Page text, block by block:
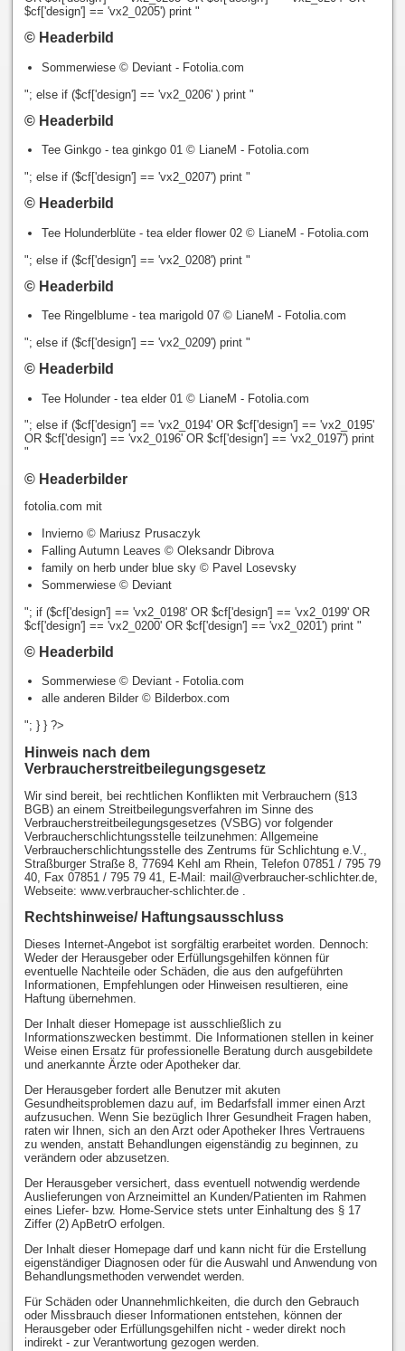
$cf['design'] == 'vx2_0205') print "
© Headerbild
Sommerwiese © Deviant - Fotolia.com
"; else if ($cf['design'] == 'vx2_0206' ) print "
© Headerbild
Tee Ginkgo - tea ginkgo 01 © LianeM - Fotolia.com
"; else if ($cf['design'] == 'vx2_0207') print "
© Headerbild
Tee Holunderblüte - tea elder flower 02 © LianeM - Fotolia.com
"; else if ($cf['design'] == 'vx2_0208') print "
© Headerbild
Tee Ringelblume - tea marigold 07 © LianeM - Fotolia.com
"; else if ($cf['design'] == 'vx2_0209') print "
© Headerbild
Tee Holunder - tea elder 01 © LianeM - Fotolia.com
"; else if ($cf['design'] == 'vx2_0194' OR $cf['design'] == 'vx2_0195'
OR $cf['design'] == 'vx2_0196' OR $cf['design'] == 'vx2_0197') print
"
© Headerbilder
fotolia.com mit
Invierno © Mariusz Prusaczyk
Falling Autumn Leaves © Oleksandr Dibrova
family on herb under blue sky © Pavel Losevsky
Sommerwiese © Deviant
"; if ($cf['design'] == 'vx2_0198' OR $cf['design'] == 'vx2_0199' OR
$cf['design'] == 'vx2_0200' OR $cf['design'] == 'vx2_0201') print "
© Headerbild
Sommerwiese © Deviant - Fotolia.com
alle anderen Bilder © Bilderbox.com
"; } } ?>
Hinweis nach dem
Verbraucherstreitbeilegungsgesetz
Wir sind bereit, bei rechtlichen Konflikten mit Verbrauchern (§13
BGB) an einem Streitbeilegungsverfahren im Sinne des
Verbraucherstreitbeilegungsgesetzes (VSBG) vor folgender
Verbraucherschlichtungsstelle teilzunehmen: Allgemeine
Verbraucherschlichtungsstelle des Zentrums für Schlichtung e.V.,
Straßburger Straße 8, 77694 Kehl am Rhein, Telefon 07851 / 795 79
40, Fax 07851 / 795 79 41, E-Mail: mail@verbraucher-schlichter.de,
Webseite: www.verbraucher-schlichter.de .
Rechtshinweise/ Haftungsausschluss
Dieses Internet-Angebot ist sorgfältig erarbeitet worden. Dennoch:
Weder der Herausgeber oder Erfüllungsgehilfen können für
eventuelle Nachteile oder Schäden, die aus den aufgeführten
Informationen, Empfehlungen oder Hinweisen resultieren, eine
Haftung übernehmen.
Der Inhalt dieser Homepage ist ausschließlich zu
Informationszwecken bestimmt. Die Informationen stellen in keiner
Weise einen Ersatz für professionelle Beratung durch ausgebildete
und anerkannte Ärzte oder Apotheker dar.
Der Herausgeber fordert alle Benutzer mit akuten
Gesundheitsproblemen dazu auf, im Bedarfsfall immer einen Arzt
aufzusuchen. Wenn Sie bezüglich Ihrer Gesundheit Fragen haben,
raten wir Ihnen, sich an den Arzt oder Apotheker Ihres Vertrauens
zu wenden, anstatt Behandlungen eigenständig zu beginnen, zu
verändern oder abzusetzen.
Der Herausgeber versichert, dass eventuell notwendig werdende
Auslieferungen von Arzneimittel an Kunden/Patienten im Rahmen
eines Liefer- bzw. Home-Service stets unter Einhaltung des § 17
Ziffer (2) ApBetrO erfolgen.
Der Inhalt dieser Homepage darf und kann nicht für die Erstellung
eigenständiger Diagnosen oder für die Auswahl und Anwendung von
Behandlungsmethoden verwendet werden.
Für Schäden oder Unannehmlichkeiten, die durch den Gebrauch
oder Missbrauch dieser Informationen entstehen, können der
Herausgeber oder Erfüllungsgehilfen nicht - weder direkt noch
indirekt - zur Verantwortung gezogen werden.